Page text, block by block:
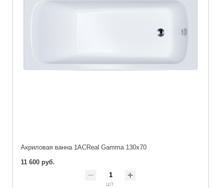
Акриловая ванна 1ACReal Gamma 130х70
11 600 руб.
шт.